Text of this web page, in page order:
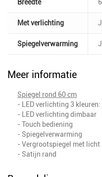
Breedte
Met verlichting
Spiegelverwarming
Meer informatie
Spiegel rond 60 cm
- LED verlichting 3
- LED verlichting dimbaar
- Touch bediening
- Spiegelverwarming
- Vergrootspiegel met licht
- Satijn rand